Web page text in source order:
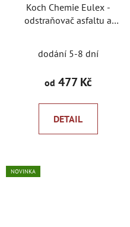
Koch Chemie Eulex -
odstraňovač asfaltu a
dodání 5-8 dní
od 477 Kč
DETAIL
NOVINKA